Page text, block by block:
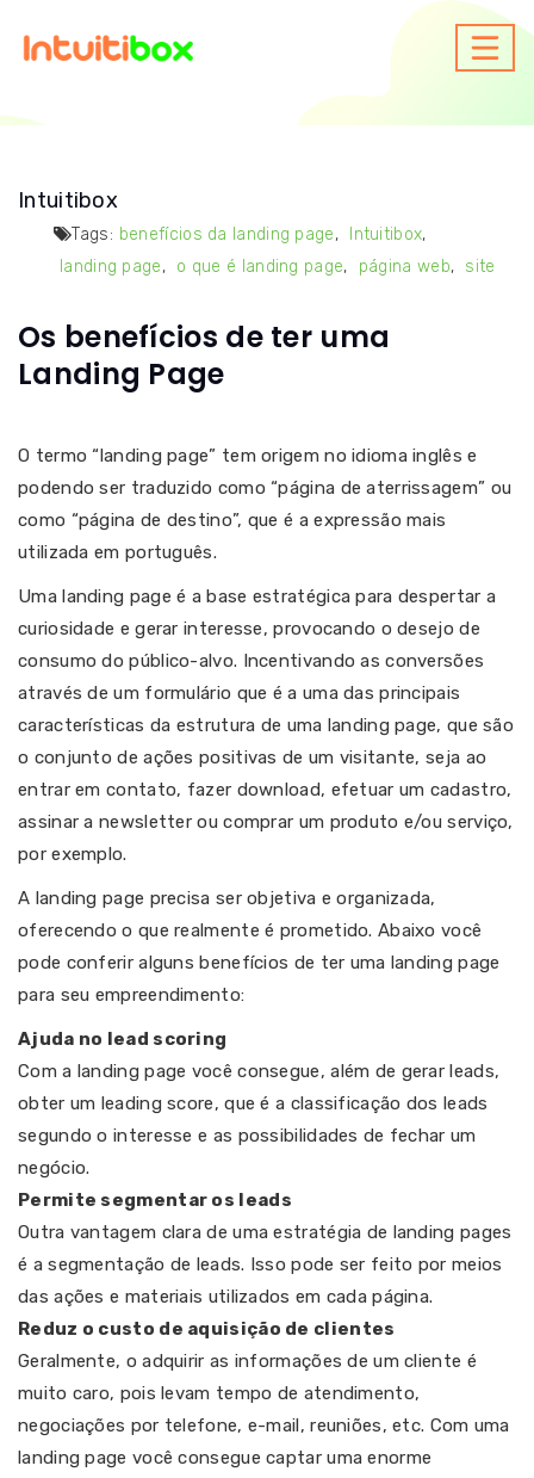
Intuitibox
Tags: benefícios da landing page, Intuitibox,
landing page, o que é landing page, página web, site
Os benefícios de ter uma
Landing Page
O termo “landing page” tem origem no idioma inglês e
podendo ser traduzido como “página de aterrissagem” ou
como “página de destino”, que é a expressão mais
utilizada em português.
Uma landing page é a base estratégica para despertar a
curiosidade e gerar interesse, provocando o desejo de
consumo do público-alvo. Incentivando as conversões
através de um formulário que é a uma das principais
características da estrutura de uma landing page, que são
o conjunto de ações positivas de um visitante, seja ao
entrar em contato, fazer download, efetuar um cadastro,
assinar a newsletter ou comprar um produto e/ou serviço,
por exemplo.
A landing page precisa ser objetiva e organizada,
oferecendo o que realmente é prometido. Abaixo você
pode conferir alguns benefícios de ter uma landing page
para seu empreendimento:
Ajuda no lead scoring
Com a landing page você consegue, além de gerar leads,
obter um leading score, que é a classificação dos leads
segundo o interesse e as possibilidades de fechar um
negócio.
Permite segmentar os leads
Outra vantagem clara de uma estratégia de landing pages
é a segmentação de leads. Isso pode ser feito por meios
das ações e materiais utilizados em cada página.
Reduz o custo de aquisição de clientes
Geralmente, o adquirir as informações de um cliente é
muito caro, pois levam tempo de atendimento,
negociações por telefone, e-mail, reuniões, etc. Com uma
landing page você consegue captar uma enorme